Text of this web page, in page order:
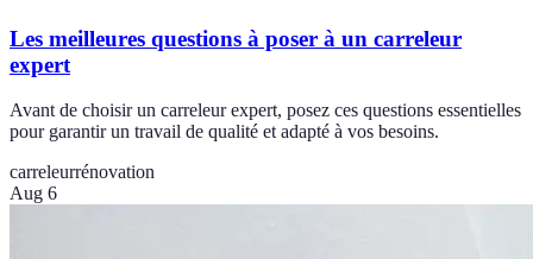
Les meilleures questions à poser à un carreleur
expert
Avant de choisir un carreleur expert, posez ces questions essentielles
pour garantir un travail de qualité et adapté à vos besoins.
carreleurrénovation
Aug 6